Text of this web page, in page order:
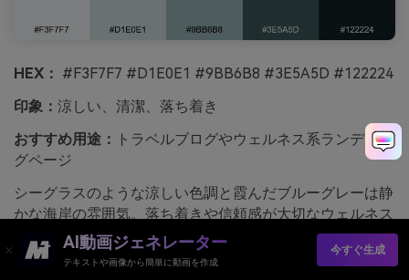
HEX： #F3F7F7 #D1E0E1 #9BB6B8 #3E5A5D #122224
印象： 涼しい、清潔、落ち着き
おすすめ用途：
トラベルブログやウェルネス系ランディン
グページ
シーグラスのような涼しい色調と霞んだブルーグレーは静
かな海岸の雰囲気。落ち着きや信頼感が大切なウェルネス
やトラベルページに最適です。ホワイトスペースと柔らか
い写真を多く使うことでパレットを軽やかに。使い方のコ
AI動画ジェネレーター
テキストや画像から簡単に動画を作成
今すぐ生成